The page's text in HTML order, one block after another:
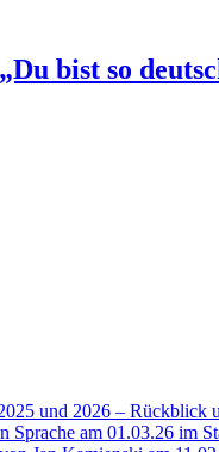
bist so
und 2026 – Rückblick
am 01.03.26 im